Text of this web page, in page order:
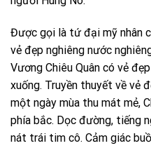
Được gọi là tứ đại mỹ nhân
vẻ đẹp nghiêng nước
Vương Chiêu Quân có vẻ
xuống. Truyền thuyết về vẻ
một ngày mùa thu mát mẻ,
phía bắc. Dọc đường, tiếng
nát trái tim cô. Cảm giác